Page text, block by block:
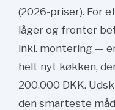
(2026-priser). For
låger og fronter
inkl. montering —
helt nyt køkken,
200.000 DKK.
den smarteste